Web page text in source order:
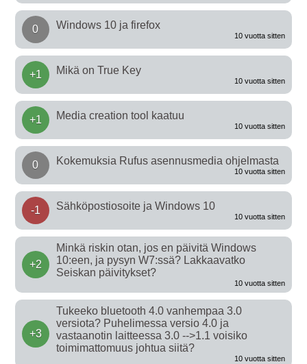
0 Windows 10 ja firefox
10 vuotta sitten
+1 Mikä on True Key
10 vuotta sitten
+1 Media creation tool kaatuu
10 vuotta sitten
0 Kokemuksia Rufus asennusmedia ohjelmasta
10 vuotta sitten
-1 Sähköpostiosoite ja Windows 10
10 vuotta sitten
+2
Minkä riskin otan, jos en päivitä Windows
10:een, ja pysyn W7:ssä? Lakkaavatko
Seiskan päivitykset?
10 vuotta sitten
+3
Tukeeko bluetooth 4.0 vanhempaa 3.0
versiota? Puhelimessa versio 4.0 ja
vastaanotin laitteessa 3.0 -->1.1 voisiko
toimimattomuus johtua siitä?
10 vuotta sitten